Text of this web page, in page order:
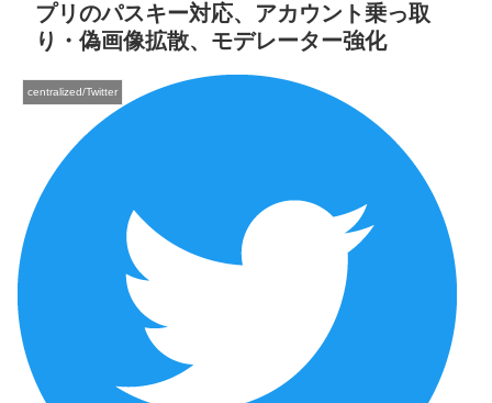
プリのパスキー対応、アカウント乗っ取
り・偽画像拡散、モデレーター強化
centralized/Twitter